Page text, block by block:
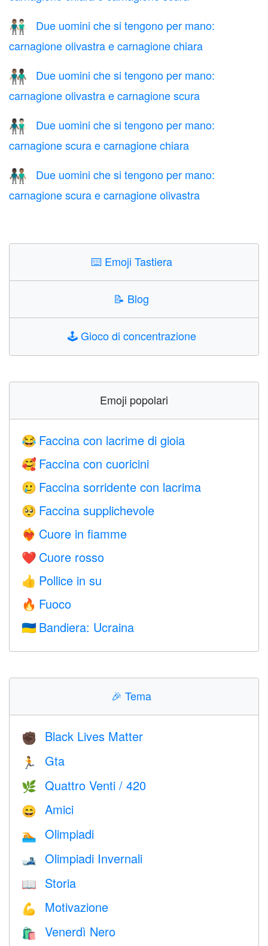
👨🏽‍🤝‍👨🏻
Due uomini che si tengono per mano:
carnagione olivastra e carnagione chiara
👨🏽‍🤝‍👨🏿
Due uomini che si tengono per mano:
carnagione olivastra e carnagione scura
👨🏿‍🤝‍👨🏻
Due uomini che si tengono per mano:
carnagione scura e carnagione chiara
👨🏿‍🤝‍👨🏽
Due uomini che si tengono per mano:
carnagione scura e carnagione olivastra
⌨️ Emoji Tastiera
📝 Blog
🕹️Gioco di concentrazione
Emoji popolari
😂 Faccina con lacrime di gioia
🥰 Faccina con cuoricini
🥲 Faccina sorridente con lacrima
🥺 Faccina supplichevole
❤️‍🔥 Cuore in fiamme
❤️ Cuore rosso
👍 Pollice in su
🔥 Fuoco
🇺🇦 Bandiera: Ucraina
🎉 Tema
✊🏿 Black Lives Matter
🏃 Gta
🌿 Quattro Venti / 420
😄 Amici
🏊 Olimpiadi
🎿 Olimpiadi Invernali
📖 Storia
💪 Motivazione
🛍 Venerdì Nero